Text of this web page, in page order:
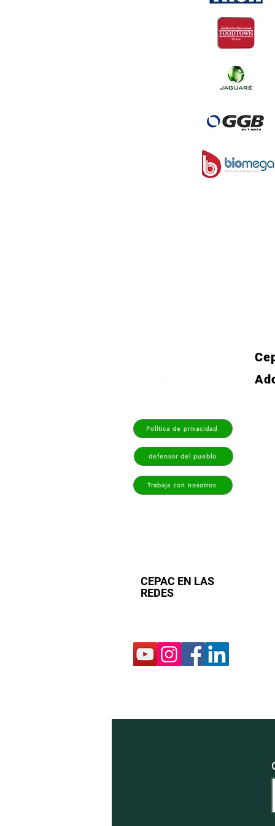
Política de privacidad
defensor del pueblo
Trabaja con nosotros
CEPAC EN LAS
REDES